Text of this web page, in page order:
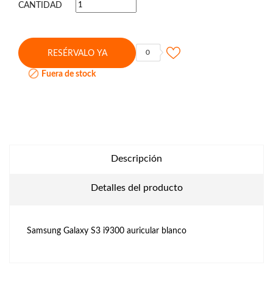
CANTIDAD
RESÉRVALO YA 0
 Fuera de stock
Descripción
Detalles del producto
Samsung Galaxy S3 i9300 auricular blanco